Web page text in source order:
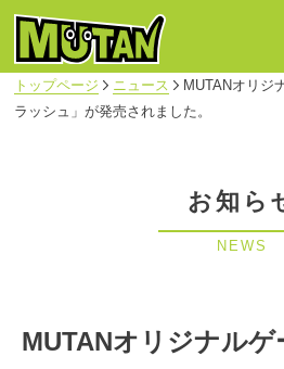
トップページ ニュース
MUTANオリジ
ラッシュ」が発売されました。
お知ら
NEWS
MUTANオリジナル